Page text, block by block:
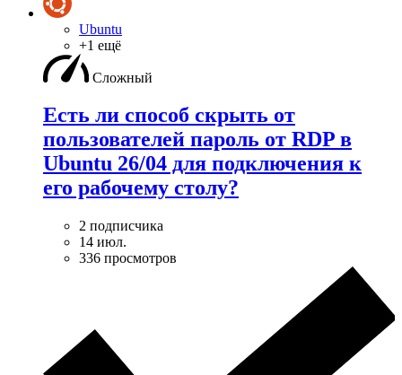
Ubuntu
+1 ещё
Сложный
Есть ли способ скрыть от
пользователей пароль от RDP в
Ubuntu 26/04 для подключения к
его рабочему столу?
2 подписчика
14 июл.
336 просмотров